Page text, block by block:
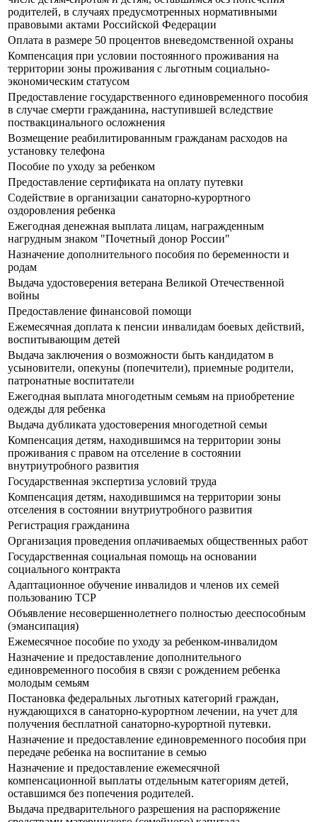
родителей, в случаях предусмотренных нормативными
правовыми актами Российской Федерации
Оплата в размере 50 процентов вневедомственной охраны
Компенсация при условии постоянного проживания на
территории зоны проживания с льготным социально-
экономическим статусом
Предоставление государственного единовременного пособия
в случае смерти гражданина, наступившей вследствие
поствакцинального осложнения
Возмещение реабилитированным гражданам расходов на
установку телефона
Пособие по уходу за ребенком
Предоставление сертификата на оплату путевки
Содействие в организации санаторно-курортного
оздоровления ребенка
Ежегодная денежная выплата лицам, награжденным
нагрудным знаком "Почетный донор России"
Назначение дополнительного пособия по беременности и
родам
Выдача удостоверения ветерана Великой Отечественной
войны
Предоставление финансовой помощи
Ежемесячная доплата к пенсии инвалидам боевых действий,
воспитывающим детей
Выдача заключения о возможности быть кандидатом в
усыновители, опекуны (попечители), приемные родители,
патронатные воспитатели
Ежегодная выплата многодетным семьям на приобретение
одежды для ребенка
Выдача дубликата удостоверения многодетной семьи
Компенсация детям, находившимся на территории зоны
проживания с правом на отселение в состоянии
внутриутробного развития
Государственная экспертиза условий труда
Компенсация детям, находившимся на территории зоны
отселения в состоянии внутриутробного развития
Регистрация гражданина
Организация проведения оплачиваемых общественных работ
Государственная социальная помощь на основании
социального контракта
Адаптационное обучение инвалидов и членов их семей
пользованию ТСР
Объявление несовершеннолетнего полностью дееспособным
(эмансипация)
Ежемесячное пособие по уходу за ребенком-инвалидом
Назначение и предоставление дополнительного
единовременного пособия в связи с рождением ребенка
молодым семьям
Постановка федеральных льготных категорий граждан,
нуждающихся в санаторно-курортном лечении, на учет для
получения бесплатной санаторно-курортной путевки.
Назначение и предоставление единовременного пособия при
передаче ребенка на воспитание в семью
Назначение и предоставление ежемесячной
компенсационной выплаты отдельным категориям детей,
оставшимся без попечения родителей.
Выдача предварительного разрешения на распоряжение